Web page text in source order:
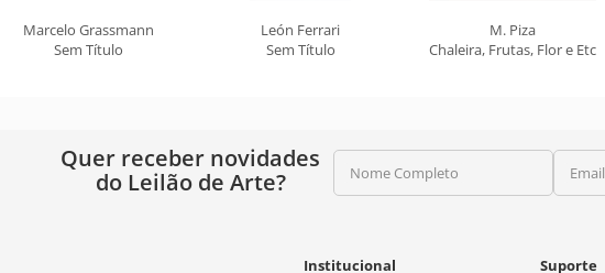
Marcelo Grassmann
Sem Título
León Ferrari
Sem Título
M. Piza
Chaleira, Frutas, Flor e Etc
Quer receber novidades
do Leilão de Arte?
Nome Completo Email
Institucional Suporte